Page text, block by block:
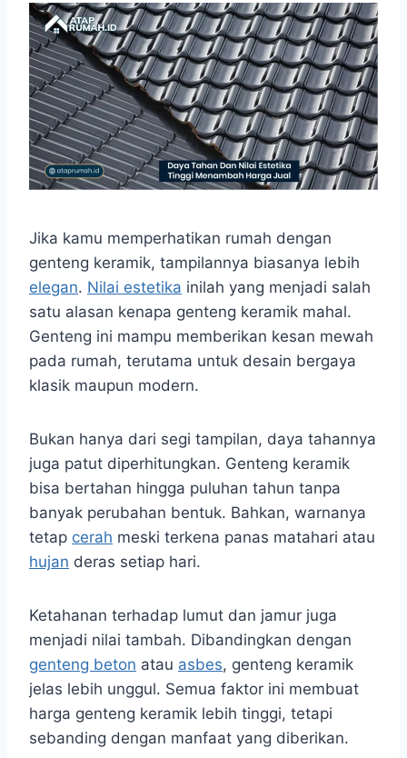
Jika kamu memperhatikan rumah dengan
genteng keramik, tampilannya biasanya lebih
elegan. Nilai estetika inilah yang menjadi salah
satu alasan kenapa genteng keramik mahal.
Genteng ini mampu memberikan kesan mewah
pada rumah, terutama untuk desain bergaya
klasik maupun modern.
Bukan hanya dari segi tampilan, daya tahannya
juga patut diperhitungkan. Genteng keramik
bisa bertahan hingga puluhan tahun tanpa
banyak perubahan bentuk. Bahkan, warnanya
tetap cerah meski terkena panas matahari atau
hujan deras setiap hari.
Ketahanan terhadap lumut dan jamur juga
menjadi nilai tambah. Dibandingkan dengan
genteng beton atau asbes, genteng keramik
jelas lebih unggul. Semua faktor ini membuat
harga genteng keramik lebih tinggi, tetapi
sebanding dengan manfaat yang diberikan.